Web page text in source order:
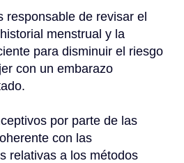
menstrual y la
para disminuir el riesgo
con un embarazo
con las
relativas a los métodos